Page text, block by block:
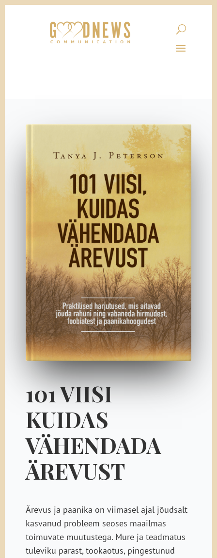
101 VIISI
KUIDAS
VÄHENDADA
ÄREVUST
Ärevus ja paanika on viimasel ajal jõudsalt
kasvanud probleem seoses maailmas
toimuvate muutustega. Mure ja teadmatus
tuleviku pärast, töökaotus, pingestunud